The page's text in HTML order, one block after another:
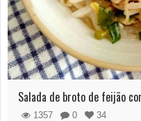
Salada de broto de feijão
1357 0
34